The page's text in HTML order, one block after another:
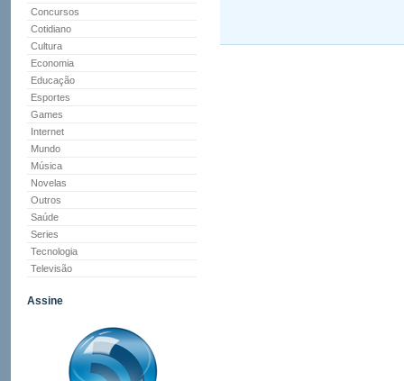
Concursos
Cotidiano
Cultura
Economia
Educação
Esportes
Games
Internet
Mundo
Música
Novelas
Outros
Saúde
Series
Tecnologia
Televisão
Assine